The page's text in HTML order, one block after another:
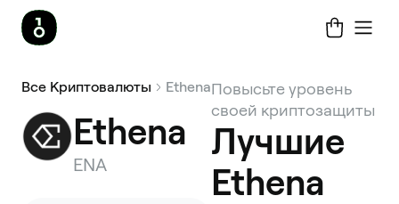
Все Криптовалюты Ethena
Ethena
ENA
Повысьте уровень
своей криптозащиты
Лучшие
Ethena